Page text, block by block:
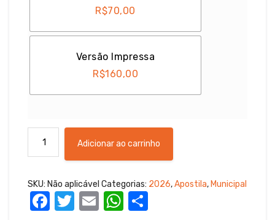
R$70,00
Versão Impressa
R$160,00
Concurso
Prefeitura
de
Candelária/
RS
Adicionar ao carrinho
SKU: Não aplicável Categorias: 2026,Apostila, Municipal
F
T
E
W